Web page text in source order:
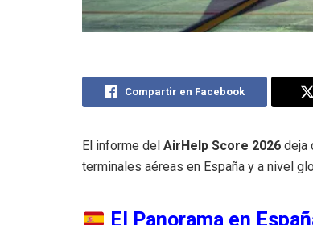
Compartir en Facebook
El informe del AirHelp Score 2026 deja
terminales aéreas en España y a nivel
El Panorama en